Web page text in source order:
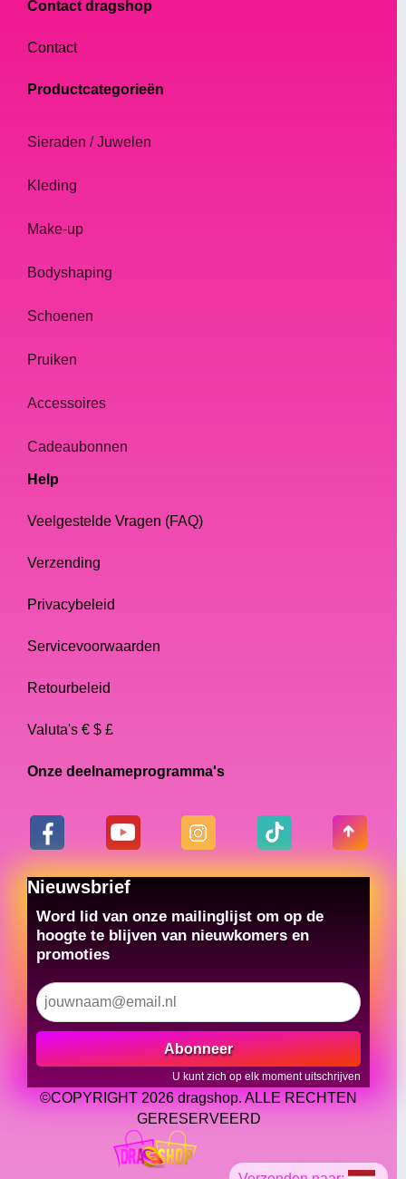
Contact dragshop
Contact
Productcategorieën
Sieraden / Juwelen
Kleding
Make-up
Bodyshaping
Schoenen
Pruiken
Accessoires
Cadeaubonnen
Help
Veelgestelde Vragen (FAQ)
Verzending
Privacybeleid
Servicevoorwaarden
Retourbeleid
Valuta's € $ £
Onze deelnameprogramma's
Nieuwsbrief
Word lid van onze mailinglijst om op de
hoogte te blijven van nieuwkomers en
promoties
Abonneer
U kunt zich op elk moment uitschrijven
©COPYRIGHT 2026 dragshop. ALLE RECHTEN
GERESERVEERD